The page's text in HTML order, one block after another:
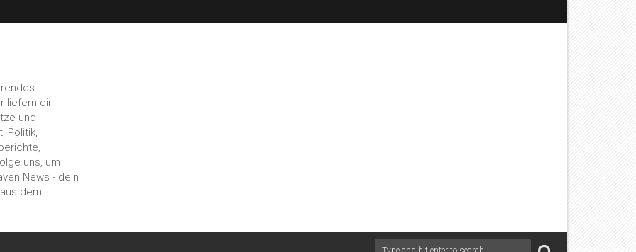
liefern dir
und
Politik,
uns, um
News - dein
dem